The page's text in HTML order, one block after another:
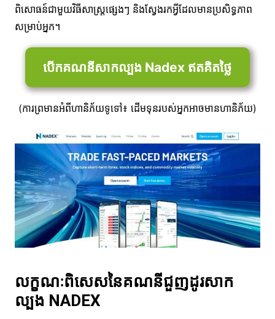
ពិសោធន៍ជាមួយវិធីសាស្ត្រផ្សេងៗ និងស្វែងរកអ្វីដែលមានប្រសិទ្ធភាព
សម្រាប់អ្នក។
បើកគណនីសាកល្បង Nadex ឥតគិតថ្លៃ
(ការព្រមានអំពីហានិភ័យទូទៅ៖ ដើមទុនរបស់អ្នកអាចមានហានិភ័យ)
លក្ខណៈពិសេសនៃគណនីជួញដូរសាក
ល្បង NADEX